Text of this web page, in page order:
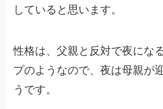
していると思います。
性格は、父親と反対で夜にな
プのようなので、夜は母親が
うです。